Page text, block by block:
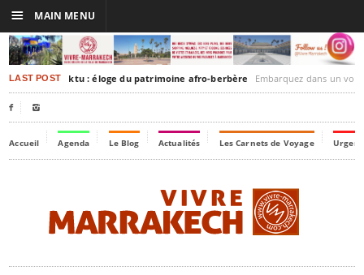
LAST POSTTimbuktu : éloge du patrimoine afro-berbère Embarquez dans un voyage culturel dans le
 
Accueil Agenda Le Blog Actualités Les Carnets de Voyage
☰ MAIN MENU